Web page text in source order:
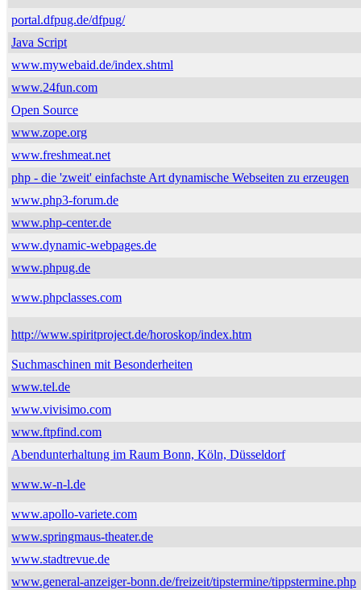
portal.dfpug.de/dfpug/
Java Script
www.mywebaid.de/index.shtml
www.24fun.com
Open Source
www.zope.org
www.freshmeat.net
php - die 'zweit' einfachste Art dynamische Webseiten zu erzeugen
www.php3-forum.de
www.php-center.de
www.dynamic-webpages.de
www.phpug.de
www.phpclasses.com
http://www.spiritproject.de/horoskop/index.htm
Suchmaschinen mit Besonderheiten
www.tel.de
www.vivisimo.com
www.ftpfind.com
Abendunterhaltung im Raum Bonn, Köln, Düsseldorf
www.w-n-l.de
www.apollo-variete.com
www.springmaus-theater.de
www.stadtrevue.de
www.general-anzeiger-bonn.de/freizeit/tipstermine/tippstermine.php